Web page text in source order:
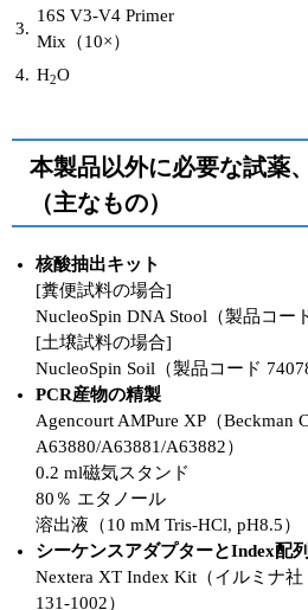
3.
16S V3-V4 Primer
Mix（10×）
4. H2O
本製品以外に必要な試薬
（主なもの）
核酸抽出キット
[糞便試料の場合]
NucleoSpin DNA Stool（製品コー
[土壌試料の場合]
NucleoSpin Soil（製品コード
PCR産物の精製
Agencourt AMPure XP（Beckman
A63880/A63881/A63882）
0.2 ml磁気スタンド
80％ エタノール
溶出液（10 mM Tris-HCl, pH8.5）
シーケンスアダプターとIndex配
Nextera XT Index Kit（イルミナ社
131-1002）